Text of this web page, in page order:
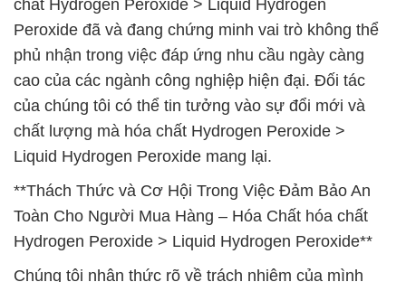
chất Hydrogen Peroxide > Liquid Hydrogen
Peroxide đã và đang chứng minh vai trò không thể
phủ nhận trong việc đáp ứng nhu cầu ngày càng
cao của các ngành công nghiệp hiện đại. Đối tác
của chúng tôi có thể tin tưởng vào sự đổi mới và
chất lượng mà hóa chất Hydrogen Peroxide >
Liquid Hydrogen Peroxide mang lại.
**Thách Thức và Cơ Hội Trong Việc Đảm Bảo An
Toàn Cho Người Mua Hàng – Hóa Chất hóa chất
Hydrogen Peroxide > Liquid Hydrogen Peroxide**
Chúng tôi nhận thức rõ về trách nhiệm của mình